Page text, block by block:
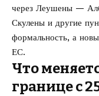
через Леушены —
Скулены и другие
формальность, а
ЕС.
Что
границе с